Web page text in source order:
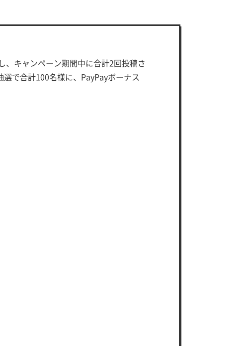
、キャンペーン期間中に合計2回投稿さ
で合計100名様に、PayPayボーナス